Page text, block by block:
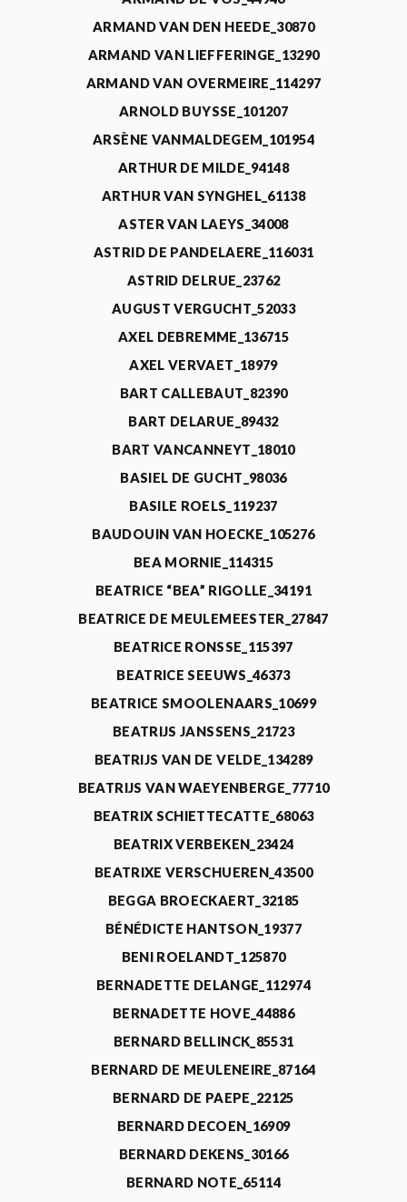
ARMAND VAN DEN HEEDE_30870
ARMAND VAN LIEFFERINGE_13290
ARMAND VAN OVERMEIRE_114297
ARNOLD BUYSSE_101207
ARSÈNE VANMALDEGEM_101954
ARTHUR DE MILDE_94148
ARTHUR VAN SYNGHEL_61138
ASTER VAN LAEYS_34008
ASTRID DE PANDELAERE_116031
ASTRID DELRUE_23762
AUGUST VERGUCHT_52033
AXEL DEBREMME_136715
AXEL VERVAET_18979
BART CALLEBAUT_82390
BART DELARUE_89432
BART VANCANNEYT_18010
BASIEL DE GUCHT_98036
BASILE ROELS_119237
BAUDOUIN VAN HOECKE_105276
BEA MORNIE_114315
BEATRICE “BEA” RIGOLLE_34191
BEATRICE DE MEULEMEESTER_27847
BEATRICE RONSSE_115397
BEATRICE SEEUWS_46373
BEATRICE SMOOLENAARS_10699
BEATRIJS JANSSENS_21723
BEATRIJS VAN DE VELDE_134289
BEATRIJS VAN WAEYENBERGE_77710
BEATRIX SCHIETTECATTE_68063
BEATRIX VERBEKEN_23424
BEATRIXE VERSCHUEREN_43500
BEGGA BROECKAERT_32185
BÉNÉDICTE HANTSON_19377
BENI ROELANDT_125870
BERNADETTE DELANGE_112974
BERNADETTE HOVE_44886
BERNARD BELLINCK_85531
BERNARD DE MEULENEIRE_87164
BERNARD DE PAEPE_22125
BERNARD DECOEN_16909
BERNARD DEKENS_30166
BERNARD NOTE_65114